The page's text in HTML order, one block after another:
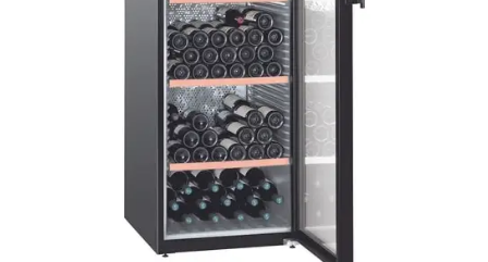
1499,00 €.1099,00 €.